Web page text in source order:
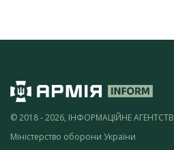
© 2018 - 2026, ІНФОРМАЦІЙНЕ
Міністерство оборони України